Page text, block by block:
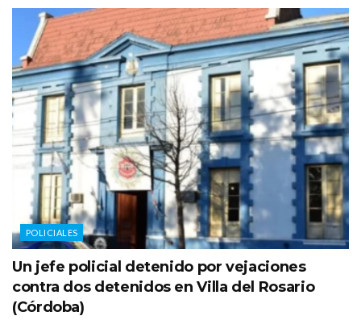
POLICIALES
Un jefe policial detenido por vejaciones
contra dos detenidos en Villa del Rosario
(Córdoba)